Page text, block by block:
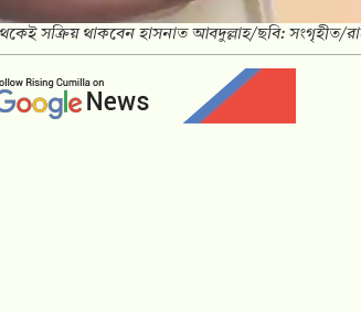
সক্রিয় থাকবেন হাসনাত আবদুল্লাহ/ছবি: সংগৃহীত/